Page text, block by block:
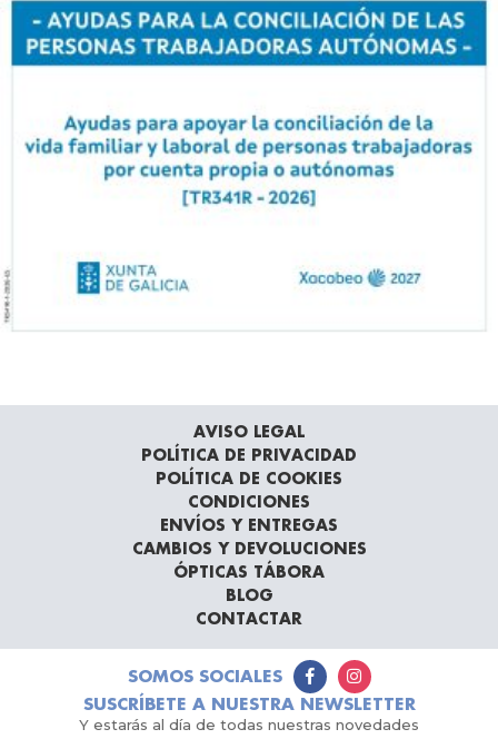
AVISO LEGAL
POLÍTICA DE PRIVACIDAD
POLÍTICA DE COOKIES
CONDICIONES
ENVÍOS Y ENTREGAS
CAMBIOS Y DEVOLUCIONES
ÓPTICAS TÁBORA
BLOG
CONTACTAR
SOMOS SOCIALES
SUSCRÍBETE A NUESTRA NEWSLETTER
Y estarás al día de todas nuestras novedades